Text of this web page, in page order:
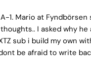
1. Mario at Fyndbörsen
I asked why
sub i build my own
be afraid to write